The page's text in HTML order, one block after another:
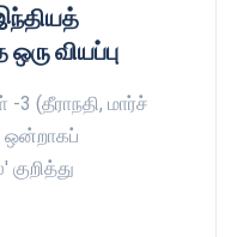
வியப்பு
(தீராநதி, மார்ச்
ஒன்றாகப்